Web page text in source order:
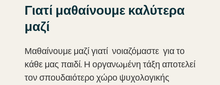
Γιατί μαθαίνουμε καλύτερα
μαζί
Μαθαίνουμε μαζί γιατί νοιαζόμαστε για το
κάθε μας παιδί. Η οργανωµένη τάξη αποτελεί
τον σπουδαιότερο χώρο ψυχολογικής